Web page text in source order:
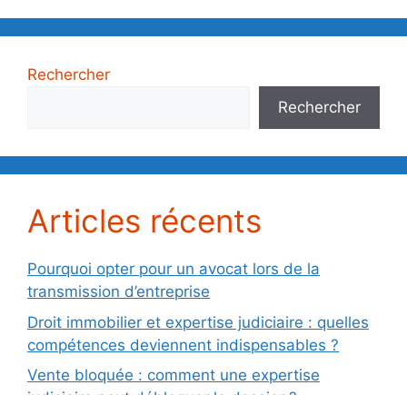
Rechercher
Rechercher
Articles récents
Pourquoi opter pour un avocat lors de la
transmission d’entreprise
Droit immobilier et expertise judiciaire : quelles
compétences deviennent indispensables ?
Vente bloquée : comment une expertise